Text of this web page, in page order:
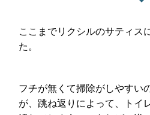
ここまでリクシルのサティス
た。
フチが無くて掃除がしやすい
が、跳ね返りによって、トイ